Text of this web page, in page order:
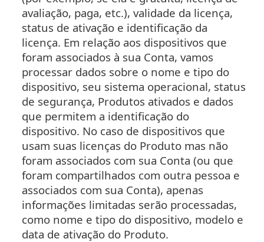
avaliação, paga, etc.), validade da licença,
status de ativação e identificação da
licença. Em relação aos dispositivos que
foram associados à sua Conta, vamos
processar dados sobre o nome e tipo do
dispositivo, seu sistema operacional, status
de segurança, Produtos ativados e dados
que permitem a identificação do
dispositivo. No caso de dispositivos que
usam suas licenças do Produto mas não
foram associados com sua Conta (ou que
foram compartilhados com outra pessoa e
associados com sua Conta), apenas
informações limitadas serão processadas,
como nome e tipo do dispositivo, modelo e
data de ativação do Produto.